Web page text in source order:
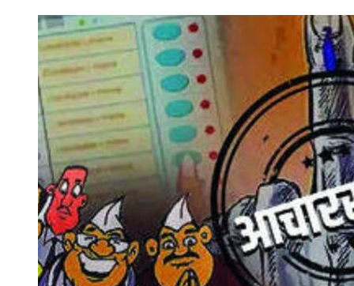
Facebook
Twitter
LinkedIn
Pinterest
WhatsApp
Telegram
Share
Email
Print